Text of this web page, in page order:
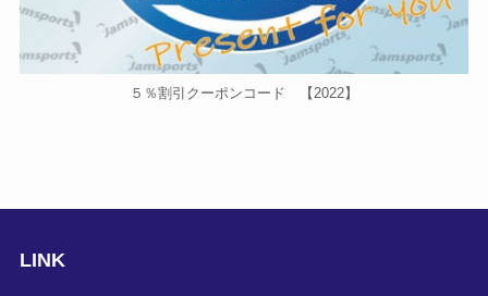
５％割引クーポンコード 【2022】
LINK